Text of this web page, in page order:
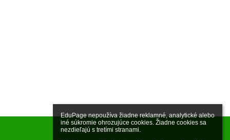
EduPage nepoužíva žiadne reklamné, analytické alebo
iné súkromie ohrozujúce cookies. Žiadne cookies sa
nezdieľajú s tretími stranami.